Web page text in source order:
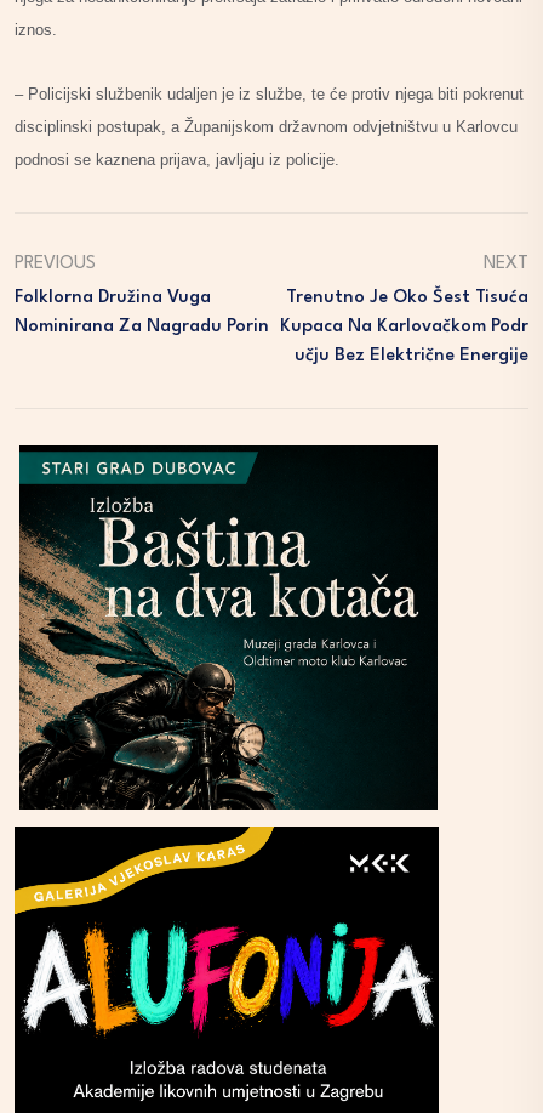
iznos.
– Policijski službenik udaljen je iz službe, te će protiv njega biti pokrenut
disciplinski postupak, a Županijskom državnom odvjetništvu u Karlovcu
podnosi se kaznena prijava, javljaju iz policije.
PREVIOUS
Folklorna Družina Vuga
Nominirana Za Nagradu Porin
NEXT
Trenutno Je Oko Šest Tisuća
Kupaca Na Karlovačkom Podr
Učju Bez Električne Energije